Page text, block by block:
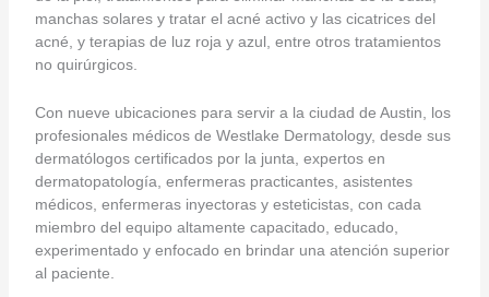
manchas solares y tratar el acné activo y las cicatrices del
acné, y terapias de luz roja y azul, entre otros tratamientos
no quirúrgicos.
Con nueve ubicaciones para servir a la ciudad de Austin, los
profesionales médicos de Westlake Dermatology, desde sus
dermatólogos certificados por la junta, expertos en
dermatopatología, enfermeras practicantes, asistentes
médicos, enfermeras inyectoras y esteticistas, con cada
miembro del equipo altamente capacitado, educado,
experimentado y enfocado en brindar una atención superior
al paciente.